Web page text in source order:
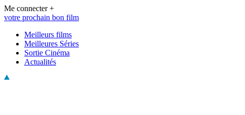
Me connecter +
votre prochain bon film
Meilleurs films
Meilleures Séries
Sortie Cinéma
Actualités